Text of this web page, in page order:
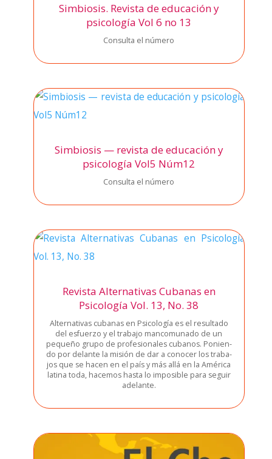
Simbiosis. Revista de educación y
psicología Vol 6 no 13
Con­sul­ta el núme­ro
Simbiosis — revista de educación y
psicología Vol5 Núm12
Con­sul­ta el núme­ro
Revista Alternativas Cubanas en
Psicología Vol. 13, No. 38
Alter­na­ti­vas cuba­nas en Psi­co­lo­gía es el resul­ta­do
del esfuer­zo y el tra­ba­jo man­co­mu­na­do de un
peque­ño gru­po de pro­fe­sio­na­les cuba­nos. Ponien­
do por delan­te la misión de dar a cono­cer los tra­ba­
jos que se hacen en el país y más allá en la Amé­ri­ca
lati­na toda, hace­mos has­ta lo impo­si­ble para seguir
ade­lan­te.